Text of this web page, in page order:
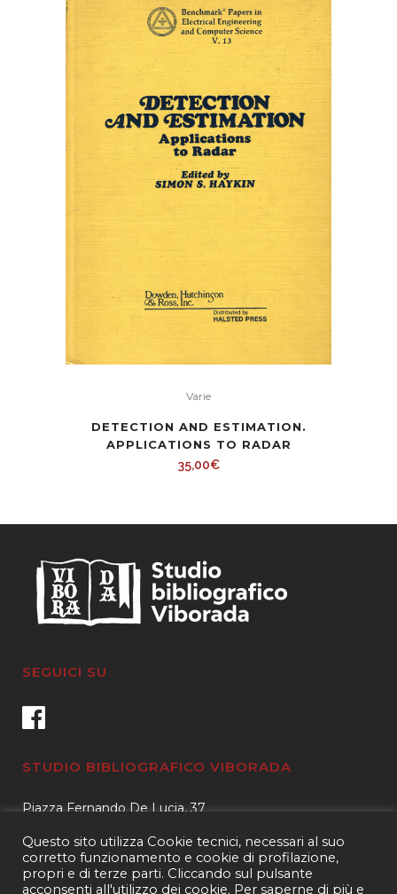
Varie
DETECTION AND ESTIMATION.
APPLICATIONS TO RADAR
35,00€
SEGUICI SU
STUDIO BIBLIOGRAFICO VIBORADA
Piazza Fernando De Lucia, 37
Tel.3400596959 – 3404632889
email.info@viborada.it
Questo sito utilizza Cookie tecnici, necessari al suo
corretto funzionamento e cookie di profilazione,
propri e di terze parti. Cliccando sul pulsante
acconsenti all'utilizzo dei cookie. Per saperne di più e